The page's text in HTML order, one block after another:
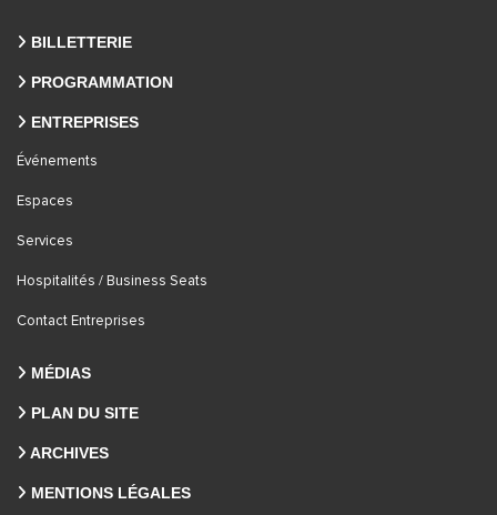
BILLETTERIE
PROGRAMMATION
ENTREPRISES
Événements
Espaces
Services
Hospitalités / Business Seats
Contact Entreprises
MÉDIAS
PLAN DU SITE
ARCHIVES
MENTIONS LÉGALES